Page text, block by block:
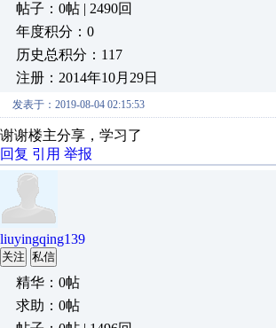
帖子：0帖 | 2490回
年度积分：0
历史总积分：117
注册：2014年10月29日
发表于：2019-08-04 02:15:53
谢谢楼主分享，学习了
回复 引用 举报
liuyingqing139
关注 私信
精华：0帖
求助：0帖